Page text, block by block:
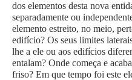
dos elementos desta nova
separadamente ou
elemento estreito, no meio,
edifício? Os seus limites
lhe a ele ou aos edifícios
entalam? Onde começa e
friso? Em que tempo foi este